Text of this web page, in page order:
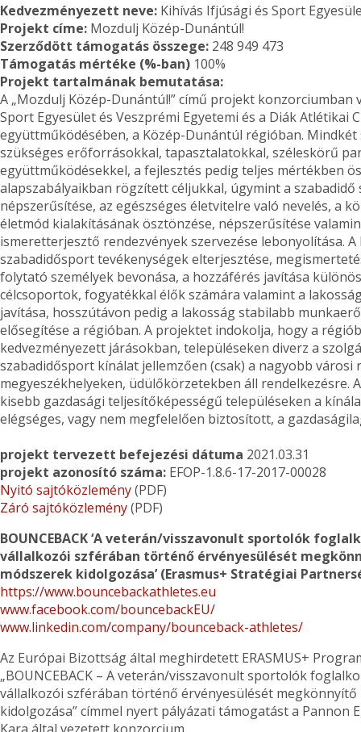
Kedvezményezett neve: Kihívás Ifjúsági és Sport
Projekt címe: Mozdulj Közép-Dunántúl!
Szerződött támogatás összege: 248 949 473
Támogatás mértéke (%-ban) 100%
Projekt tartalmának bemutatása:
A „Mozdulj Közép-Dunántúl!” című projekt konzorciumban
Sport Egyesület és Veszprémi Egyetemi és a Diák Atlétikai
együttműködésében, a Közép-Dunántúl régióban.
szükséges erőforrásokkal, tapasztalatokkal, széleskörű
együttműködésekkel, a fejlesztés pedig teljes mértékben
alapszabályaikban rögzített céljukkal, úgymint a
népszerűsítése, az egészséges életvitelre való nevelés, a
életmód kialakításának ösztönzése, népszerűsítése
ismeretterjesztő rendezvények szervezése lebonyolítása. A
szabadidősport tevékenységek elterjesztése,
folytató személyek bevonása, a hozzáférés javítása
célcsoportok, fogyatékkal élők számára valamint a
javítása, hosszútávon pedig a lakosság stabilabb
elősegítése a régióban. A projektet indokolja, hogy a
kedvezményezett járásokban, településeken diverz a
szabadidősport kínálat jellemzően (csak) a nagyobb városi
megyeszékhelyeken, üdülőkörzetekben áll rendelkezésre.
kisebb gazdasági teljesítőképességű településeken a
elégséges, vagy nem megfelelően biztosított, a
projekt tervezett befejezési dátuma 2021.03.31
projekt azonosító száma: EFOP-1.8.6-17-2017-00028
Nyitó sajtóközlemény(PDF)
Záró sajtóközlemény(PDF)
BOUNCEBACK ‘A veterán/visszavonult sportolók
vállalkozói szférában történő érvényesülését
módszerek kidolgozása’ (Erasmus+ Stratégiai
https://www.bouncebackathletes.eu
www.facebook.com/bouncebackEU/
www.linkedin.com/company/bounceback-athletes/
Az Európai Bizottság által meghirdetett ERASMUS+
„BOUNCEBACK – A veterán/visszavonult sportolók
vállalkozói szférában történő érvényesülését
kidolgozása” címmel nyert pályázati támogatást a Pannon